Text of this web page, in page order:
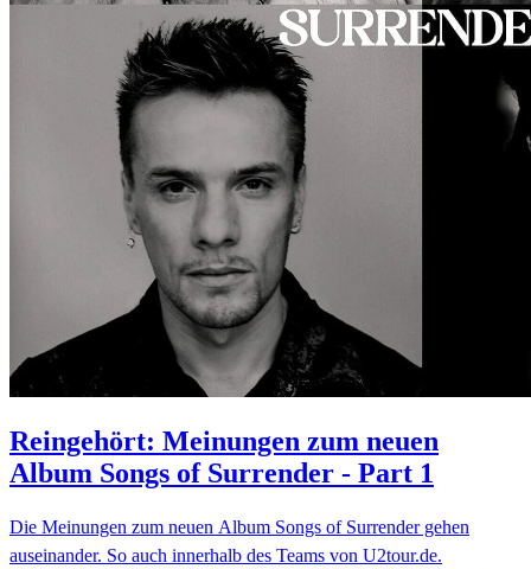
Reingehört: Meinungen zum neuen
Album Songs of Surrender - Part 1
Die Meinungen zum neuen Album Songs of Surrender gehen
auseinander. So auch innerhalb des Teams von U2tour.de.